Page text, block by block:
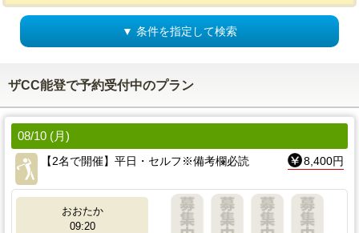
▼ 条件を指定して検索
ザCC能登で予約受付中のプラン
08/10 (月)
【2名で開催】平日・セルフ※備考欄必読
8,400円
おおたか
09:20